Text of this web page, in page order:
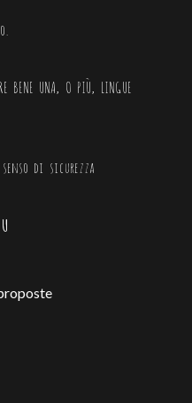
BENE UNA, O PIÙ, LINGUE
di sicurezza